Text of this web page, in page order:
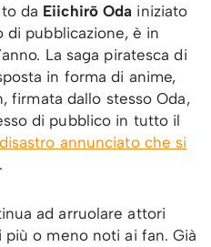
da Eiichirō Oda iniziato
di pubblicazione, è in
La saga piratesca di
in forma di anime,
firmata dallo stesso Oda,
di pubblico in tutto il
annunciato che si
ad arruolare attori
o meno noti ai fan. Già